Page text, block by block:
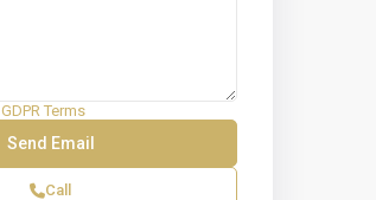
GDPR Terms
Call